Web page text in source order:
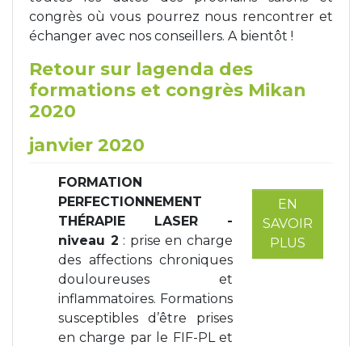
congrès où vous pourrez nous rencontrer et
échanger avec nos conseillers. A bientôt !
Retour sur lagenda des
formations et congrès Mikan
2020
janvier 2020
FORMATION
PERFECTIONNEMENT
THÉRAPIE LASER -
niveau 2 : prise en charge
des affections chroniques
douloureuses et
inflammatoires. Formations
susceptibles d’être prises
en charge par le FIF-PL et
EN
SAVOIR
PLUS
Tapis de course
Analyse biomécanique
Les packs kiné